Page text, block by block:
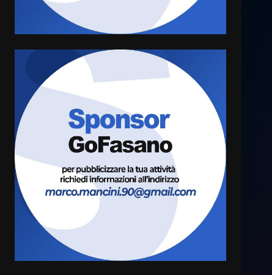
5
Grazia Neglia, coordinatrice
cittadina di Fratelli d’Italia,
pronta a tornare in Consiglio
6 Agosto 2026 08:00
Cura dei beni comuni e
cittadinanza attiva: online
l’avviso per la gestione
condivisa della Villetta di
Laureto
6 Agosto 2026 06:20
7
La magia del Minareto e la
prima assoluta de “L’Albergo
Belvedere. Il rapimento”
6 Agosto 2026 06:15
“I Contestatori: Musica di
Rivoluzione”: nuovo
appuntamento con “Fasano in